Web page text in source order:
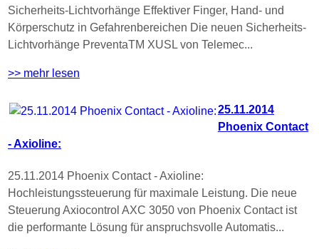
Sicherheits-Lichtvorhänge Effektiver Finger, Hand- und
Körperschutz in Gefahrenbereichen Die neuen Sicherheits-
Lichtvorhänge PreventaTM XUSL von Telemec...
>> mehr lesen
25.11.2014
Phoenix Contact
- Axioline:
25.11.2014 Phoenix Contact - Axioline:
Hochleistungssteuerung für maximale Leistung. Die neue
Steuerung Axiocontrol AXC 3050 von Phoenix Contact ist
die performante Lösung für anspruchsvolle Automatis...